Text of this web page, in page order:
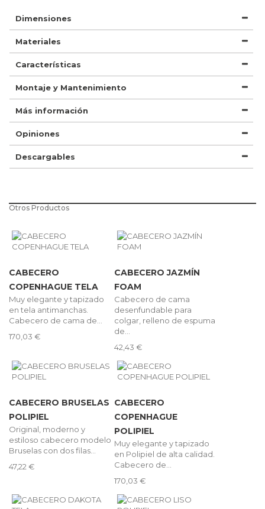
Dimensiones
Materiales
Características
Montaje y Mantenimiento
Más información
Opiniones
Descargables
Otros Productos
CABECERO
COPENHAGUE TELA
Muy elegante y tapizado
en tela antimanchas.
Cabecero de cama de...
170,03 €
CABECERO JAZMÍN
FOAM
Cabecero de cama
desenfundable para
colgar, relleno de espuma
de...
42,43 €
CABECERO BRUSELAS
POLIPIEL
Original, moderno y
estiloso cabecero modelo
Bruselas con dos filas...
47,22 €
CABECERO
COPENHAGUE
POLIPIEL
Muy elegante y tapizado
en Polipiel de alta calidad.
Cabecero de...
170,03 €